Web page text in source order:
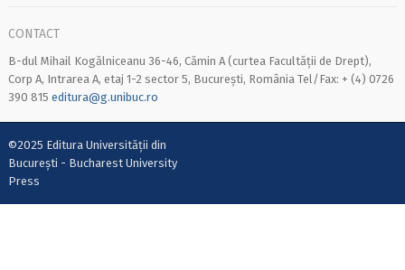
CONTACT
B-dul Mihail Kogălniceanu 36-46, Cămin A (curtea Facultății de Drept),
Corp A, Intrarea A, etaj 1-2 sector 5, București, România Tel/Fax: + (4) 0726
390 815 editura@g.unibuc.ro
©2025 Editura Universității din
București - Bucharest University
Press